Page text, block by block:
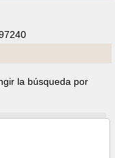
la búsqueda por